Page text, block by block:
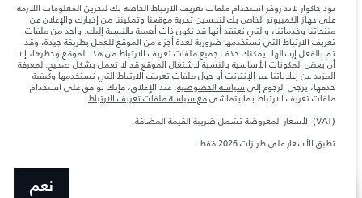
المعلومات والمواصفات والأسعار والألوان المذكورة على هذا الموقع قد تختلف من بلد إلى
آخر، كما أنّها قد تتغير بدون إشعار مسبق. الرجاء التواصل مع وكيلنا المحلي للتأكد من توفّرها
والتحقق من الأسعار.
ملاحظة مهمة حول الصور والمواصفات. إن النقص العالمي في أشباه الموصلات يؤثر حاليًا
في مواصفات تصميم السيارات وتوفر الخيارات وتوقيتات التصاميم. هذا ظرف ديناميكي
للغاية، ونتيجة لذلك، قد لا تمثّل الصور المستخدَمة ضمن موقع الويب حاليًا المواصفات الحالية
بالكامل بالنسبة إلى الميزات والخيارات والحلية ومجموعات الألوان. يرجى استشارة وكيلك الذي
سيتمكّن من تأكيد أي تقييدات حالية معك للسماح لك باتخاذ قرار مدروس
يتباين استهلك الوقود الفعلي للمركبة عن ذلك المتحقق في تلك الاختبارات كما أن هذه
الأسعار تنطبق فقط على الطرازات المصنعة في عام 2026.‎‎‎
تود جاكوار لاند روڤر استخدام ملفات تعريف الارتباط الخاصة بك لتخزين المعلومات اللازمة
على جهاز الكمبيوتر الخاص بك لتحسين تجربة موقعنا وتمكيننا من إخبارك والإعلان عن
منتجاتنا وخدماتنا، والتي نعتقد أنها قد تكون ذات أهمية بالنسبة إليك. واحد من ملفات
تعريف الارتباط التي نستخدمها ضرورية لعدة أجزاء من الموقع للعمل بطريقة جيدة، وقد
تم بالفعل إرسالها. يمكنك حذف جميع ملفات تعريف الارتباط من هذا الموقع وحظرها، إلا
أن بعض المكونات الأساسية بالنسبة لاشتغال الموقع قد لا تعمل بشكل صحيح. لمعرفة
المزيد عن إعلاناتنا عبر الإنترنت أو حول ملفات تعريف الارتباط التي نستخدمها وكيفية
حذفها، يرجى الرجوع إلى سياسة الخصوصية. عند الإغلاق، فإنك توافق على استخدام
ملفات تعريف الارتباط بما يتماشىمع سياسة ملفات تعريف الارتباط.
(VAT) الأسعار المعروضة تشمل ضريبة القيمة المضافة.
تطبق الأسعار على طرازات 2026 فقط.
نعم